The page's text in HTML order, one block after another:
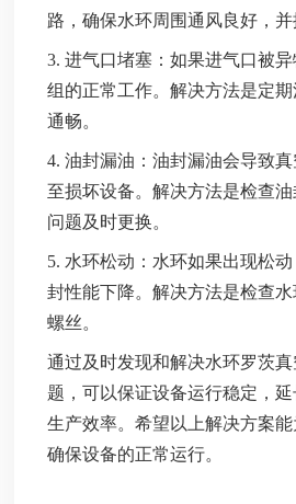
路，确保水环周围通风良好，并
3. 进气口堵塞：如果进气口被
组的正常工作。解决方法是定
通畅。
4. 油封漏油：油封漏油会导致
至损坏设备。解决方法是检查
问题及时更换。
5. 水环松动：水环如果出现松
封性能下降。解决方法是检查
螺丝。
通过及时发现和解决水环罗茨
题，可以保证设备运行稳定，
生产效率。希望以上解决方案能
确保设备的正常运行。